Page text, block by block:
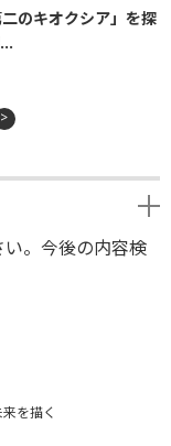
二のキオクシア」を探
。今後の内容検
を描く